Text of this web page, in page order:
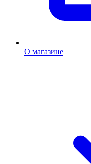
О магазине